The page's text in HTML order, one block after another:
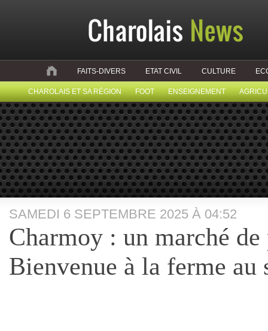
FAITS-DIVERS ETAT CIVIL CULTURE
CHAROLAIS ET SA RÉGION FOOT ENSEIGNEMENT
SAMEDI 6 SEPTEMBRE 2025 À 04:52
Charmoy : un marché de
Bienvenue à la ferme au